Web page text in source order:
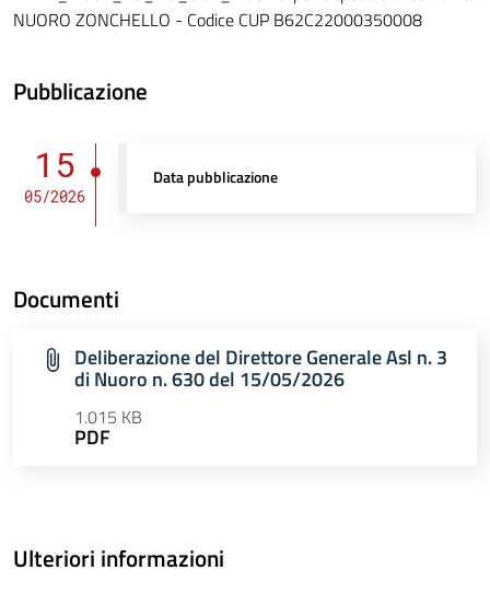
NUORO ZONCHELLO - Codice CUP B62C22000350008
Pubblicazione
15
05/2026
Data pubblicazione
Documenti
Deliberazione del Direttore Generale Asl n. 3
di Nuoro n. 630 del 15/05/2026
1.015 KB
PDF
Ulteriori informazioni